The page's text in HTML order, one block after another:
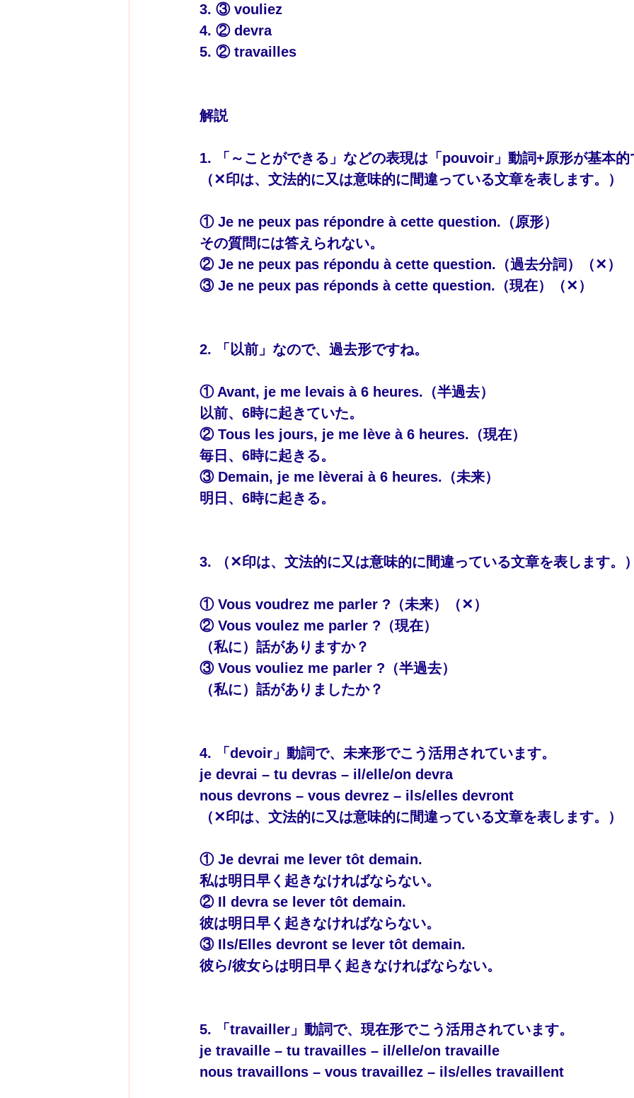
3. ③ vouliez
4. ② devra
5. ② travailles
解説
1. 「～ことができる」などの表現は「pouvoir」動詞+原形が基本的
（✕印は、文法的に又は意味的に間違っている文章を表します。）
① Je ne peux pas répondre à cette question.（原形）
その質問には答えられない。
② Je ne peux pas répondu à cette question.（過去分詞）（✕）
③ Je ne peux pas réponds à cette question.（現在）（✕）
2. 「以前」なので、過去形ですね。
① Avant, je me levais à 6 heures.（半過去）
以前、6時に起きていた。
② Tous les jours, je me lève à 6 heures.（現在）
毎日、6時に起きる。
③ Demain, je me lèverai à 6 heures.（未来）
明日、6時に起きる。
3. （✕印は、文法的に又は意味的に間違っている文章を表します。
① Vous voudrez me parler ?（未来）（✕）
② Vous voulez me parler ?（現在）
（私に）話がありますか？
③ Vous vouliez me parler ?（半過去）
（私に）話がありましたか？
4. 「devoir」動詞で、未来形でこう活用されています。
je devrai – tu devras – il/elle/on devra
nous devrons – vous devrez – ils/elles devront
（✕印は、文法的に又は意味的に間違っている文章を表します。）
① Je devrai me lever tôt demain.
私は明日早く起きなければならない。
② Il devra se lever tôt demain.
彼は明日早く起きなければならない。
③ Ils/Elles devront se lever tôt demain.
彼ら/彼女らは明日早く起きなければならない。
5. 「travailler」動詞で、現在形でこう活用されています。
je travaille – tu travailles – il/elle/on travaille
nous travaillons – vous travaillez – ils/elles travaillent